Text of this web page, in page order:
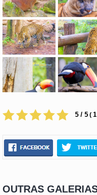
5 / 5 ( 1
OUTRAS